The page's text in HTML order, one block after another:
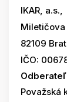
IKAR, a.s.,
Miletičova
82109
IČO:
Odberateľ
Považská